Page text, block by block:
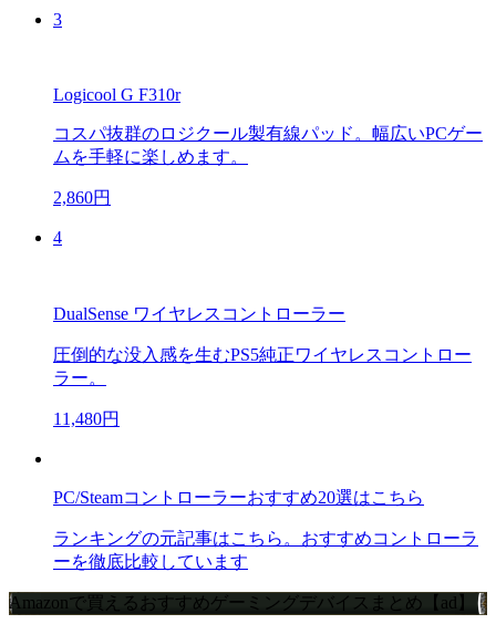
3
Logicool G F310r
コスパ抜群のロジクール製有線パッド。幅広いPCゲー
ムを手軽に楽しめます。
2,860円
4
DualSense ワイヤレスコントローラー
圧倒的な没入感を生むPS5純正ワイヤレスコントロー
ラー。
11,480円
PC/Steamコントローラーおすすめ20選はこちら
ランキングの元記事はこちら。おすすめコントローラ
ーを徹底比較しています
Amazonで買えるおすすめゲーミングデバイスまとめ【ad】